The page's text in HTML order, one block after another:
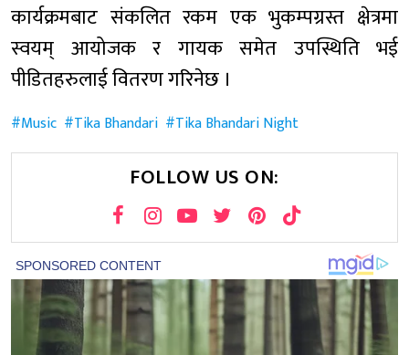
कार्यक्रमबाट संकलित रकम एक भुकम्पग्रस्त क्षेत्रमा
स्वयम् आयोजक र गायक समेत उपस्थिति भई
पीडितहरुलाई वितरण गरिनेछ ।
Music Tika Bhandari Tika Bhandari Night
FOLLOW US ON: